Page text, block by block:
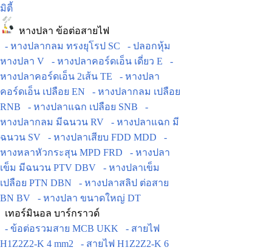
มิตี้
หางปลา ข้อต่อสายไฟ
- หางปลากลม ทรงยุโรป SC
- ปลอกหุ้ม
หางปลา V
- หางปลาคอร์ดเอ็น เดี่ยว E
-
หางปลาคอร์ดเอ็น 2เส้น TE
- หางปลา
คอร์ดเอ็น เปลือย EN
- หางปลากลม เปลือย
RNB
- หางปลาแฉก เปลือย SNB
-
หางปลากลม มีฉนวน RV
- หางปลาแฉก มี
ฉนวน SV
- หางปลาเสียบ FDD MDD
-
หางหลาหัวกระสุน MPD FRD
- หางปลา
เข็ม มีฉนวน PTV DBV
- หางปลาเข็ม
เปลือย PTN DBN
- หางปลาสลิป ต่อสาย
BN BV
- หางปลา ขนาดใหญ่ DT
เทอร์มินอล บาร์กราวด์
- ข้อต่อรวมสาย MCB UKK
- สายไฟ
H1Z2Z2-K 4 mm2
- สายไฟ H1Z2Z2-K 6